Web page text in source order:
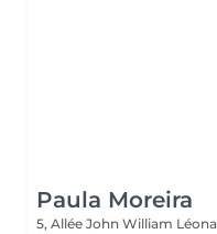
Paula Moreira
5, Allée John William